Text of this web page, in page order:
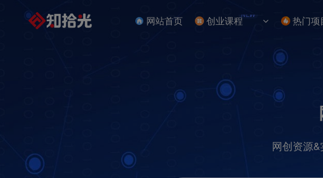
网站首页 创业课程NEW 热门项
网创资源